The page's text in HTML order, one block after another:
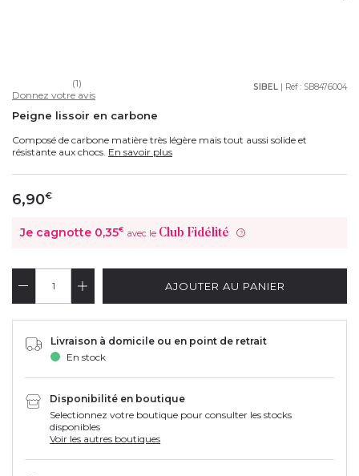
SIBEL | Réf : SB8476004
(1)
Donnez votre avis
Peigne lissoir en carbone
Composé de carbone matière très légère mais tout aussi solide et
résistante aux chocs. En savoir plus
6,90€
Je cagnotte 0,35€ avec le Club Fidélité ?
AJOUTER AU PANIER
Livraison à domicile ou en point de retrait
En stock
Disponibilité en boutique
Selectionnez votre boutique pour consulter les stocks
disponibles
Voir les autres boutiques